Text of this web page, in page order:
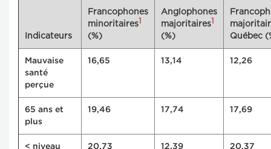
Indicateurs
Francophones
minoritaires1
(%)
Anglophones
majoritaires1
(%)
Québec
Mauvaise
santé
perçue
16,65 13,14 12,26
65 ans et
plus
19,46 17,74 17,69
< niveau
20,73 12,39 20,37